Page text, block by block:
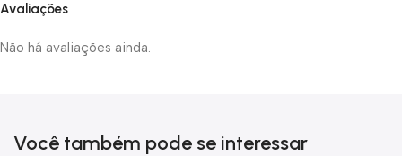
Avaliações
Não há avaliações ainda.
Você também pode se interessar